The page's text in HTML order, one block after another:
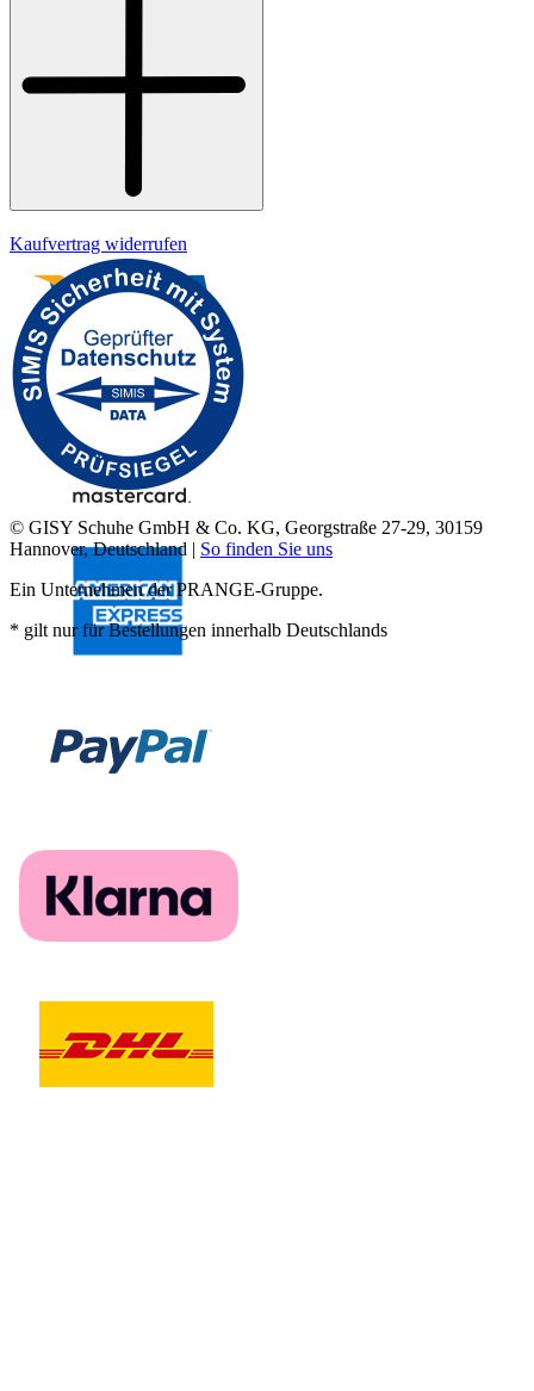
Kaufvertrag widerrufen
© GISY Schuhe GmbH & Co. KG, Georgstraße 27-29, 30159
Hannover, Deutschland | So finden Sie uns
Ein Unternehmen der PRANGE-Gruppe.
* gilt nur für Bestellungen innerhalb Deutschlands